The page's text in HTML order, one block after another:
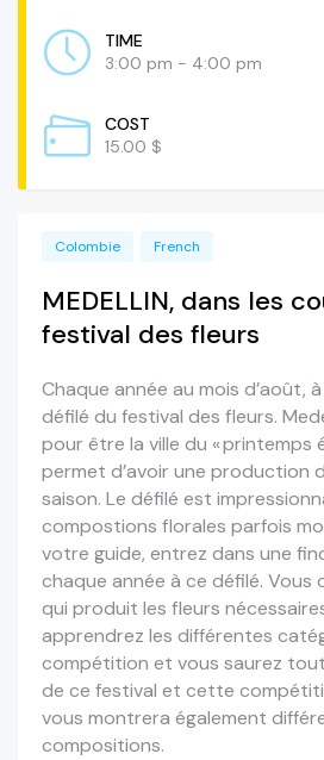
TIME
3:00 pm - 4:00 pm
COST
15.00 $
Colombie French
MEDELLIN, dans les
festival des fleurs
Chaque année au mois d’août,
défilé du festival des fleurs.
pour être la ville du « printemps
permet d’avoirune production
saison. Le défilé est
compostions florales parfois
votre guide, entrez dans une
chaque année à ce défilé. Vous
qui produit les fleurs
apprendrez les différentes
compétition et vous saurez
de ce festival et cette
vous montrera également
compositions.